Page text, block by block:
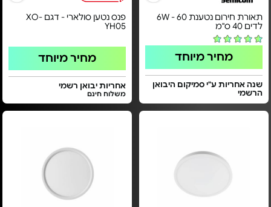
תאורת חירום נטענת 6W - 60
לדים 40 ס"מ
מחיר מיוחד
שנה אחריות ע"י סמיקום היבואן
הרשמי
פנס נטען סולארי - דגם XO-
YH05
מחיר מיוחד
אחריות יבואן רשמי
משלוח חינם